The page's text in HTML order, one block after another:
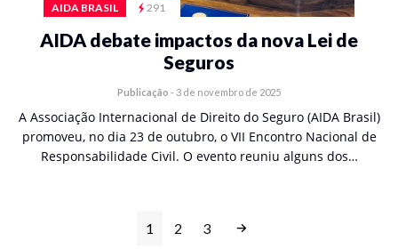
AIDA BRASIL 291
AIDA debate impactos da nova Lei de
Seguros
Publicação - 3 de novembro de 2025
A Associação Internacional de Direito do Seguro (AIDA Brasil)
promoveu, no dia 23 de outubro, o VII Encontro Nacional de
Responsabilidade Civil. O evento reuniu alguns dos…
1 2 3